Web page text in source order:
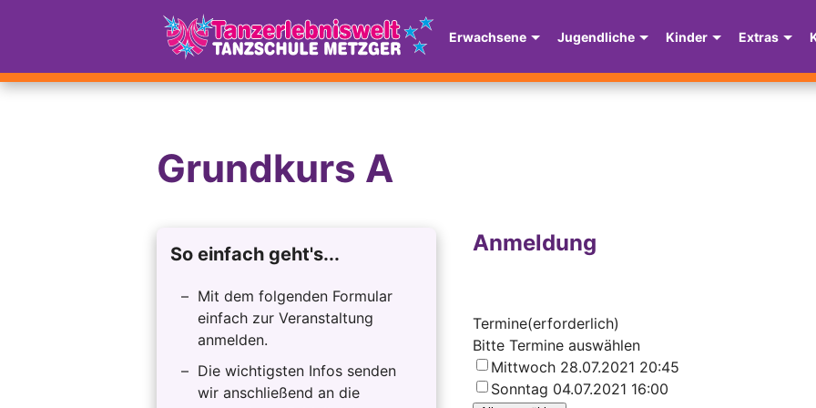
Erwachsene Jugendliche Kinder Extras
Grundkurs A
So einfach geht's...
Mit dem folgenden Formular
einfach zur Veranstaltung
anmelden.
Die wichtigsten Infos senden
wir anschließend an die
Anmeldung
Termine(erforderlich)
Bitte Termine auswählen
Mittwoch 28.07.2021 20:45
Sonntag 04.07.2021 16:00